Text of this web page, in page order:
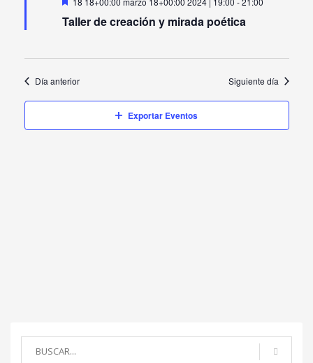
vistas
de
Taller de creación y mirada poética
Día anterior Siguiente día
Exportar Eventos